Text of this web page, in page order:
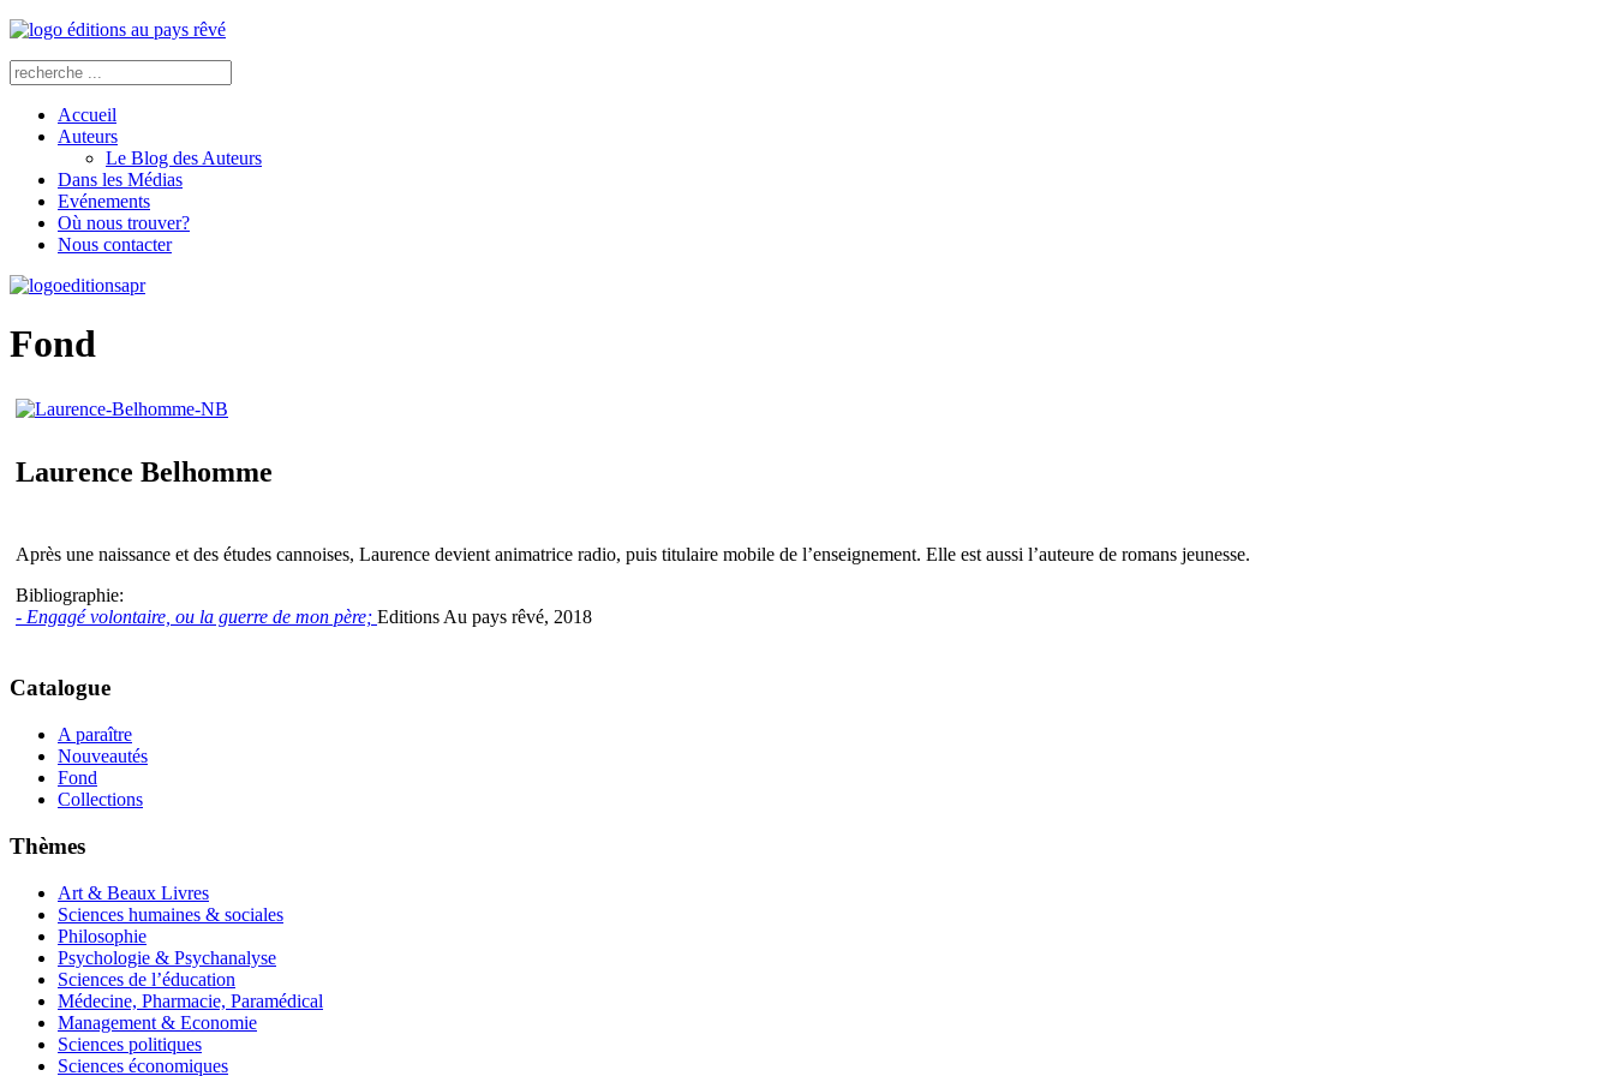
Accueil
Auteurs
Le Blog des Auteurs
Dans les Médias
Evénements
Où nous trouver?
Nous contacter
Fond
Laurence Belhomme
Après une naissance et des études cannoises, Laurence devient animatrice radio, puis titulaire mobile de l’enseignement. Elle est aussi l’auteure de romans jeunesse.
Bibliographie:
- Engagé volontaire, ou la guerre de mon père; Editions Au pays rêvé, 2018
Catalogue
A paraître
Nouveautés
Fond
Collections
Thèmes
Art & Beaux Livres
Sciences humaines & sociales
Philosophie
Psychologie & Psychanalyse
Sciences de l’éducation
Médecine, Pharmacie, Paramédical
Management & Economie
Sciences politiques
Sciences économiques